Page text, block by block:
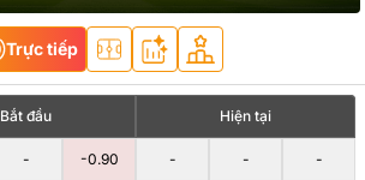
Trực tiếp
Bắt đầu Hiện tại
- -0.90 - - -